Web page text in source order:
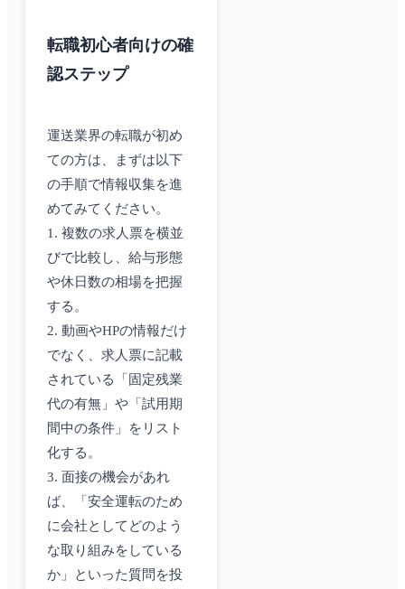
転職初心者向けの確
認ステップ
運送業界の転職が初め
ての方は、まずは以下
の手順で情報収集を進
めてみてください。
1. 複数の求人票を横並
びで比較し、給与形態
や休日数の相場を把握
する。
2. 動画やHPの情報だけ
でなく、求人票に記載
されている「固定残業
代の有無」や「試用期
間中の条件」をリスト
化する。
3. 面接の機会があれ
ば、「安全運転のため
に会社としてどのよう
な取り組みをしている
か」といった質問を投